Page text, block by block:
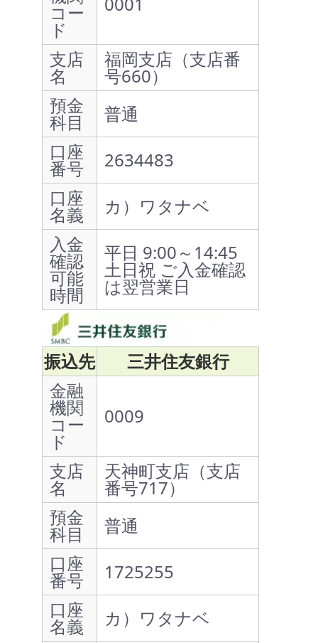
コー
ド
支店
名
福岡支店（支店番
号660）
預金
科目
普通
口座
番号
2634483
口座
名義
カ）ワタナベ
入金
確認
可能
時間
平日 9:00～14:45
土日祝 ご入金確認
は翌営業日
振込先
三井住友銀行
金融
機関
コー
ド
0009
支店
名
天神町支店（支店
番号717）
預金
科目
普通
口座
番号
1725255
口座
名義
カ）ワタナベ